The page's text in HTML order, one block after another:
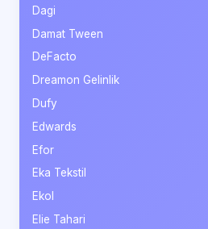
Dagi
Damat Tween
DeFacto
Dreamon Gelinlik
Dufy
Edwards
Efor
Eka Tekstil
Ekol
Elie Tahari